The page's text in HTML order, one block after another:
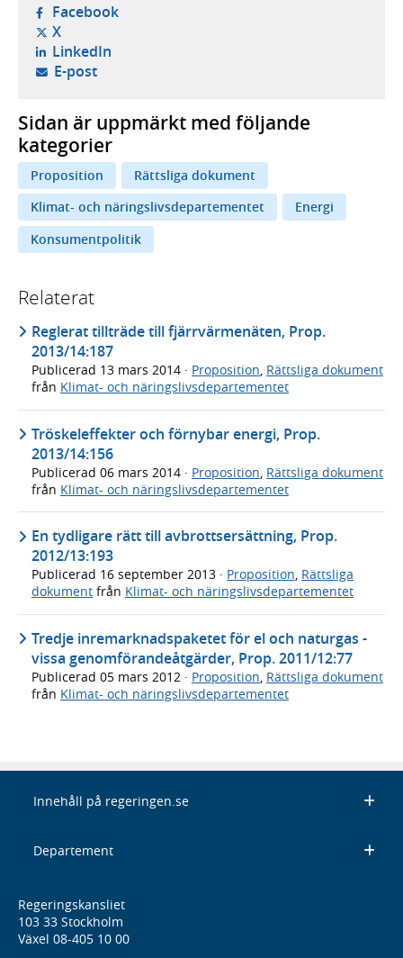
Facebook- öppnas i ny flik, extern webbplats,
X- öppnas i ny flik, extern webbplats,
LinkedIn- öppnas i ny flik, extern webbplats,
E-post- öppnar din e-postklient,
Sidan är uppmärkt med följande
kategorier
Proposition
Rättsliga dokument
Klimat- och näringslivsdepartementet
Energi
Konsumentpolitik
Relaterat
Reglerat tillträde till fjärrvärmenäten, Prop.
2013/14:187
Publicerad 13 mars 2014 · Proposition, Rättsliga dokument
från Klimat- och näringslivsdepartementet
Tröskeleffekter och förnybar energi, Prop.
2013/14:156
Publicerad 06 mars 2014 · Proposition, Rättsliga dokument
från Klimat- och näringslivsdepartementet
En tydligare rätt till avbrottsersättning, Prop.
2012/13:193
Publicerad 16 september 2013 · Proposition, Rättsliga
dokument från Klimat- och näringslivsdepartementet
Tredje inremarknadspaketet för el och naturgas -
vissa genomförandeåtgärder, Prop. 2011/12:77
Publicerad 05 mars 2012 · Proposition, Rättsliga dokument
från Klimat- och näringslivsdepartementet
Innehåll på regeringen.se
Departement
Regeringskansliet
103 33 Stockholm
Växel 08-405 10 00